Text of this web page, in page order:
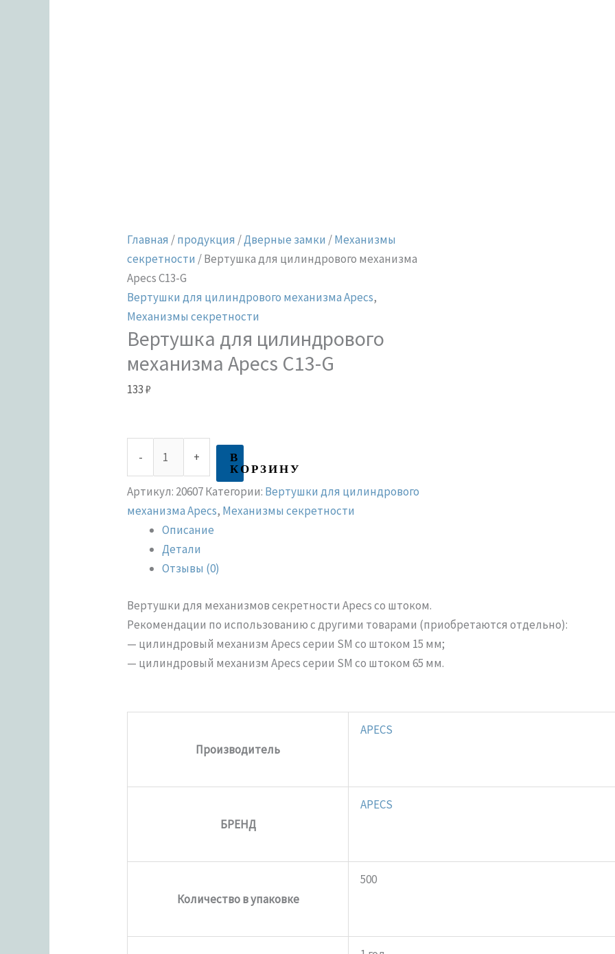
Главная /продукция /Дверные замки /Механизмы
секретности / Вертушка для цилиндрового механизма
Apecs C13-G
Вертушки для цилиндрового механизма Apecs,
Механизмы секретности
Вертушка для цилиндрового
механизма Apecs C13-G
133₽
- + В
КОРЗИНУ
Артикул: 20607Категории: Вертушки для цилиндрового
механизма Apecs, Механизмы секретности
Описание
Детали
Отзывы (0)
Вертушки для механизмов секретности Apecs со штоком.
Рекомендации по использованию с другими товарами (приобретаются отдельно):
— цилиндровый механизм Apecs серии SM со штоком 15 мм;
— цилиндровый механизм Apecs серии SM со штоком 65 мм.
Производитель
APECS
БРЕНД
APECS
Количество в упаковке
500